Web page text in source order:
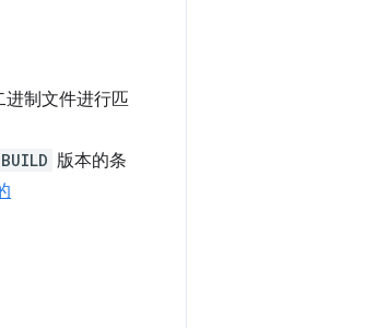
制文件进行匹
版本的条